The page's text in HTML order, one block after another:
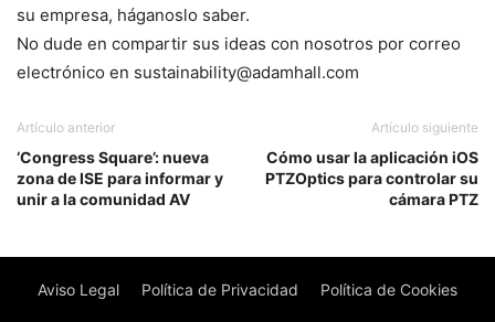
su empresa, háganoslo saber.
No dude en compartir sus ideas con nosotros por correo
electrónico en sustainability@adamhall.com
Artículo anterior
‘Congress Square’: nueva
zona de ISE para informar y
unir a la comunidad AV
Artículo siguiente
Cómo usar la aplicación iOS
PTZOptics para controlar su
cámara PTZ
Aviso Legal Política de Privacidad Política de Cookies